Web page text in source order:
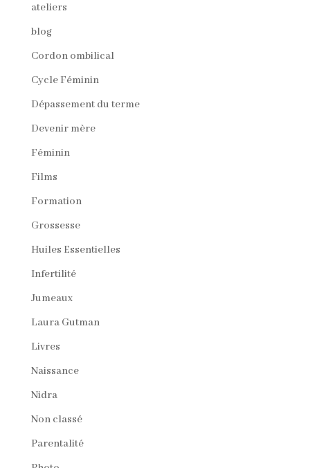
ateliers
blog
Cordon ombilical
Cycle Féminin
Dépassement du terme
Devenir mère
Féminin
Films
Formation
Grossesse
Huiles Essentielles
Infertilité
Jumeaux
Laura Gutman
Livres
Naissance
Nidra
Non classé
Parentalité